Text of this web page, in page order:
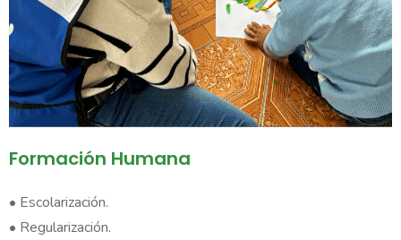
Formación Humana
• Escolarización.
• Regularización.